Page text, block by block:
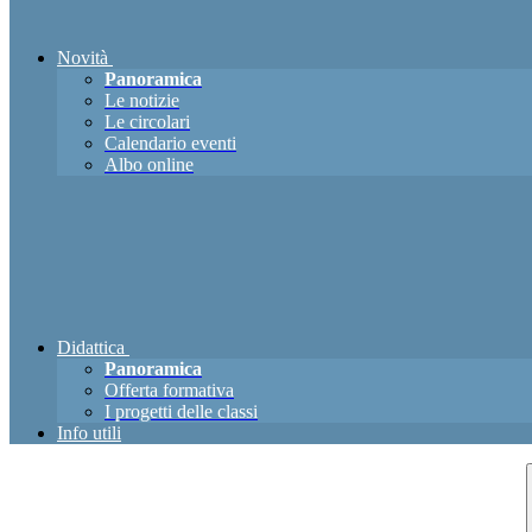
Novità
Panoramica
Le notizie
Le circolari
Calendario eventi
Albo online
Didattica
Panoramica
Offerta formativa
I progetti delle classi
Info utili